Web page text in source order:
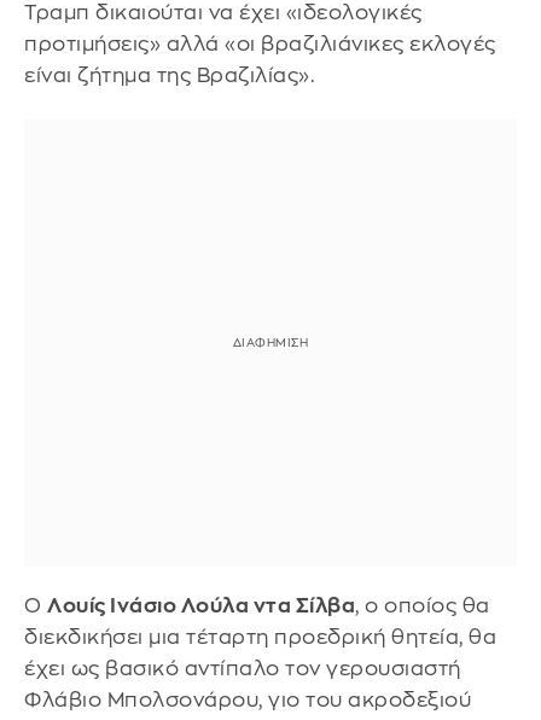
Τραμπ δικαιούται να έχει «ιδεολογικές
προτιμήσεις» αλλά «οι βραζιλιάνικες εκλογές
είναι ζήτημα της Βραζιλίας».
Ο Λουίς Ινάσιο Λούλα ντα Σίλβα, ο οποίος θα
διεκδικήσει μια τέταρτη προεδρική θητεία, θα
έχει ως βασικό αντίπαλο τον γερουσιαστή
Φλάβιο Μπολσονάρου, γιο του ακροδεξιού